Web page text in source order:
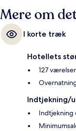
Mere om
I korte træk
Hotellets
127 værelser
Indtjekning/
Indtjekning